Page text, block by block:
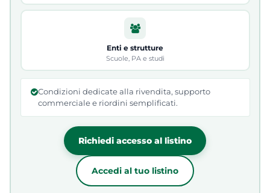
Enti e strutture
Scuole, PA e studi
Condizioni dedicate alla rivendita, supporto
commerciale e riordini semplificati.
Richiedi accesso al listino
Accedi al tuo listino